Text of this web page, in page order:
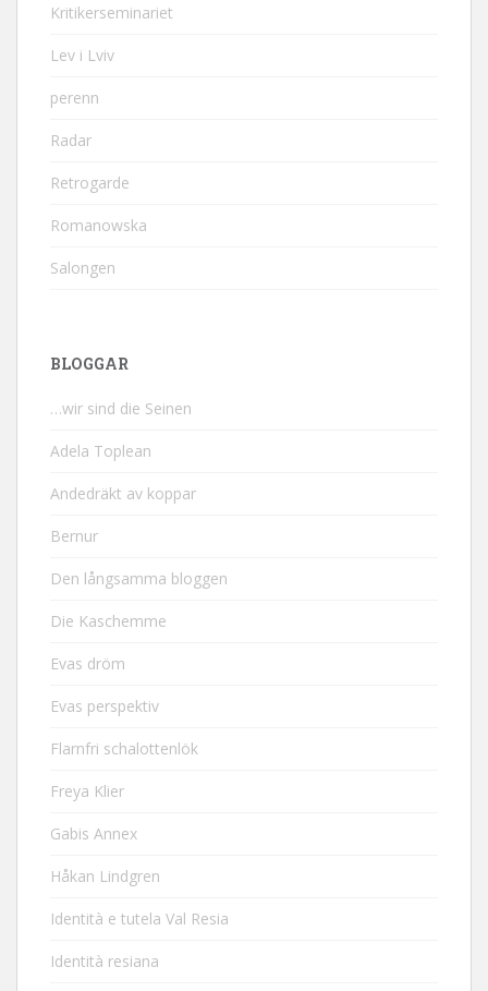
Kritikerseminariet
Lev i Lviv
perenn
Radar
Retrogarde
Romanowska
Salongen
BLOGGAR
…wir sind die Seinen
Adela Toplean
Andedräkt av koppar
Bernur
Den långsamma bloggen
Die Kaschemme
Evas dröm
Evas perspektiv
Flarnfri schalottenlök
Freya Klier
Gabis Annex
Håkan Lindgren
Identità e tutela Val Resia
Identità resiana